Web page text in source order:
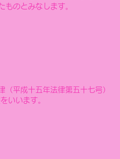
ものとみなします。
平成十五年法律第五十七号）
いいます。